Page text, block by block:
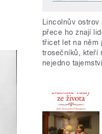
Lincolnův ostrov
přece ho znají
třicet let na něm
trosečníků, kteří
nejedno